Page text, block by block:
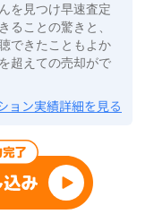
を見つけ早速査定
ることの驚きと、
できたこともよか
超えての売却がで
ョン実績詳細を見る